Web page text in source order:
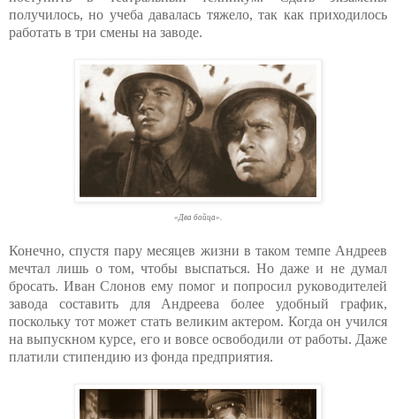
получилось, но учеба давалась тяжело, так как приходилось
работать в три смены на заводе.
«Два бойца».
Конечно, спустя пару месяцев жизни в таком темпе Андреев
мечтал лишь о том, чтобы выспаться. Но даже и не думал
бросать. Иван Слонов ему помог и попросил руководителей
завода составить для Андреева более удобный график,
поскольку тот может стать великим актером. Когда он учился
на выпускном курсе, его и вовсе освободили от работы. Даже
платили стипендию из фонда предприятия.